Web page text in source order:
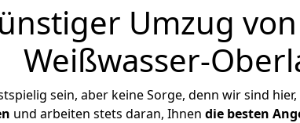
Umzug
Weißwasser-
sein, aber keine Sorge, denn wir sind
und arbeiten stets daran, Ihnen die besten